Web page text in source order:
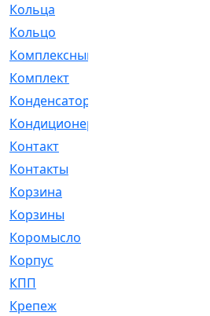
Кольца
Кольцо
Комплексный
Комплект
Конденсатор
Кондиционер
Контакт
Контакты
Корзина
Корзины
Коромысло
Корпус
КПП
Крепеж